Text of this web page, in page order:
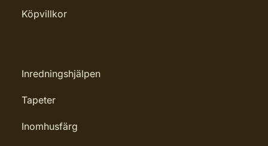
Köpvillkor
Inredningshjälpen
Tapeter
Inomhusfärg